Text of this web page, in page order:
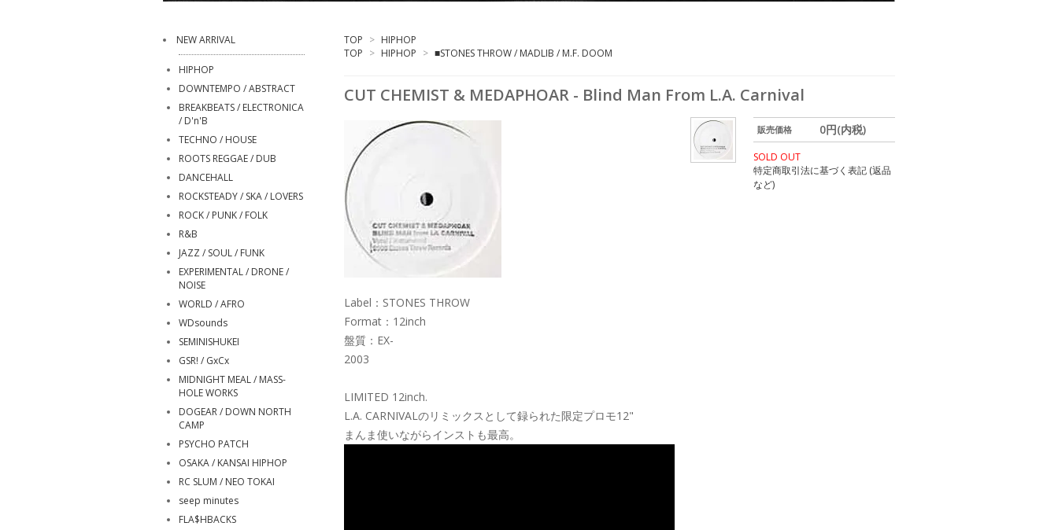
TOP > HIPHOP
TOP > HIPHOP > ■STONES THROW / MADLIB / M.F. DOOM
CUT CHEMIST & MEDAPHOAR - Blind Man From L.A. Carnival
販売価格 0円(内税)
SOLD OUT
特定商取引法に基づく表記 (返品
など)
Label：STONES THROW
Format：12inch
盤質：EX-
2003
LIMITED 12inch.
L.A. CARNIVALのリミックスとして録られた限定プロモ12"
まんま使いながらインストも最高。
NEW ARRIVAL
HIPHOP
DOWNTEMPO / ABSTRACT
BREAKBEATS / ELECTRONICA
/ D'n'B
TECHNO / HOUSE
ROOTS REGGAE / DUB
DANCEHALL
ROCKSTEADY / SKA / LOVERS
ROCK / PUNK / FOLK
R&B
JAZZ / SOUL / FUNK
EXPERIMENTAL / DRONE /
NOISE
WORLD / AFRO
WDsounds
SEMINISHUKEI
GSR! / GxCx
MIDNIGHT MEAL / MASS-
HOLE WORKS
DOGEAR / DOWN NORTH
CAMP
PSYCHO PATCH
OSAKA / KANSAI HIPHOP
RC SLUM / NEO TOKAI
seep minutes
FLA$HBACKS